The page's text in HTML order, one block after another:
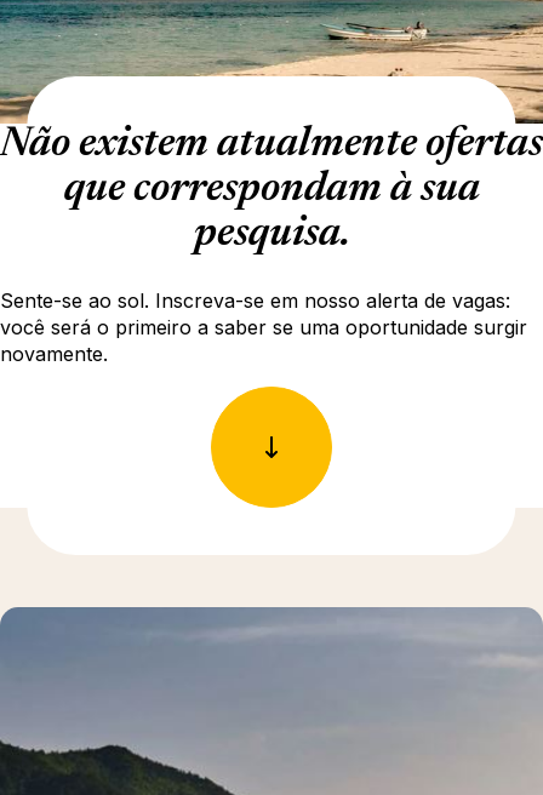
Não existem atualmente ofertas
que correspondam à sua
pesquisa.
Sente-se ao sol. Inscreva-se em nosso alerta de vagas:
você será o primeiro a saber se uma oportunidade surgir
novamente.